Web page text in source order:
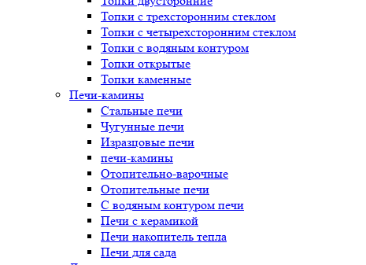
Топки с трехсторонним стеклом
Топки с четырехсторонним стеклом
Топки с водяным контуром
Топки открытые
Топки каменные
Печи-камины
Стальные печи
Чугунные печи
Изразцовые печи
печи-камины
Отопительно-варочные
Отопительные печи
С водяным контуром печи
Печи с керамикой
Печи накопитель тепла
Печи для сада